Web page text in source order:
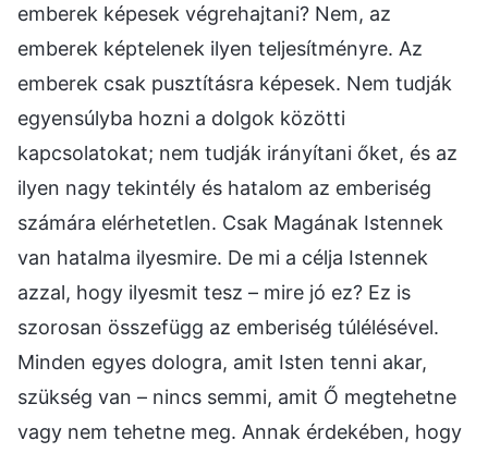
emberek képesek végrehajtani? Nem, az
emberek képtelenek ilyen teljesítményre. Az
emberek csak pusztításra képesek. Nem tudják
egyensúlyba hozni a dolgok közötti
kapcsolatokat; nem tudják irányítani őket, és az
ilyen nagy tekintély és hatalom az emberiség
számára elérhetetlen. Csak Magának Istennek
van hatalma ilyesmire. De mi a célja Istennek
azzal, hogy ilyesmit tesz – mire jó ez? Ez is
szorosan összefügg az emberiség túlélésével.
Minden egyes dologra, amit Isten tenni akar,
szükség van – nincs semmi, amit Ő megtehetne
vagy nem tehetne meg. Annak érdekében, hogy